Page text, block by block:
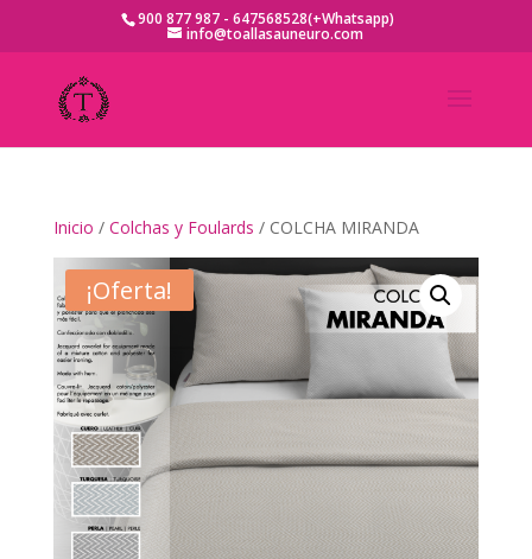
900 877 987 - 647568528(+Whatsapp)
info@toallasauneuro.com
Inicio / Colchas y Foulards / COLCHA MIRANDA
¡Oferta!